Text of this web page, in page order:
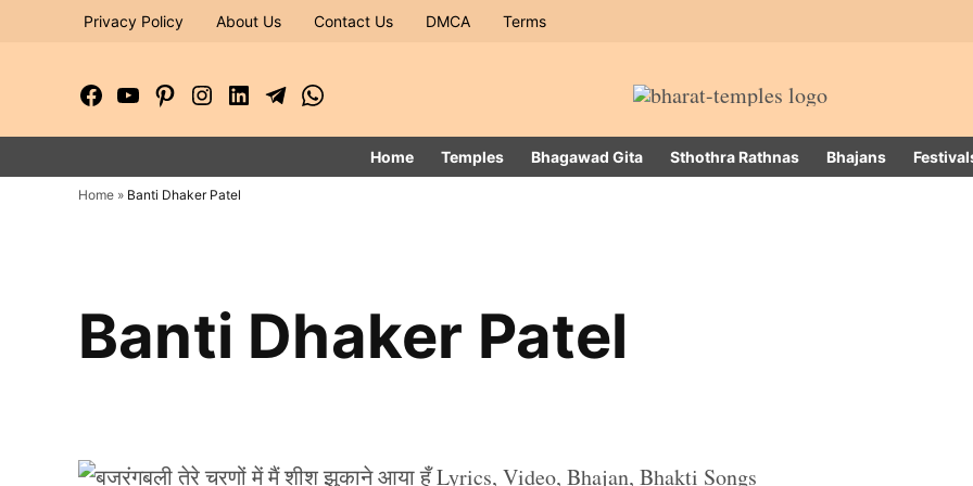
Privacy Policy About Us Contact Us DMCA Terms
Facebook
Page
YouTubePinterestInstagram
LinkedIn
TelegramWhatsApp
Channel
Home Temples Bhagawad Gita Sthothra Rathnas Bhajans
Home » Banti Dhaker Patel
Banti Dhaker Patel